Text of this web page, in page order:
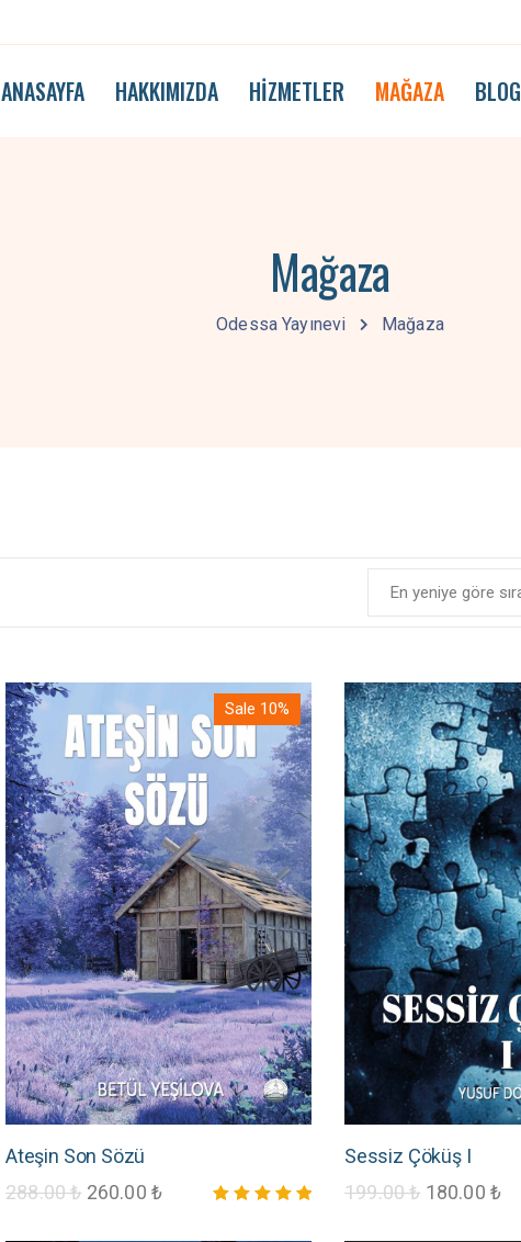
ANASAYFA HAKKIMIZDA HIZMETLER MAĞAZA BLOG
Mağaza
Odessa Yayınevi Mağaza
Sale 10%
Ateşin Son Sözü
288.00₺ 260.00 ₺
Sessiz Çöküş I
199.00₺ 180.00 ₺